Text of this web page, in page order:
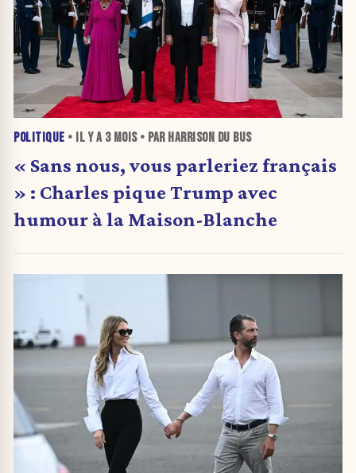
POLITIQUE • IL Y A 3 MOIS• PAR HARRISON DU BUS
« Sans nous, vous parleriez français
» : Charles pique Trump avec
humour à la Maison-Blanche